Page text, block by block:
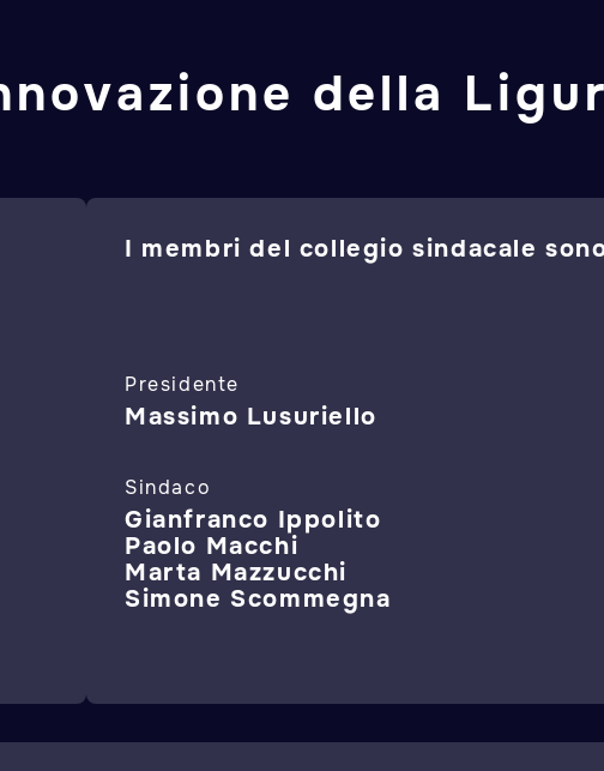
della
I membri del collegio sindacale
Presidente
Massimo Lusuriello
Sindaco
Gianfranco Ippolito
Paolo Macchi
Marta Mazzucchi
Simone Scommegna